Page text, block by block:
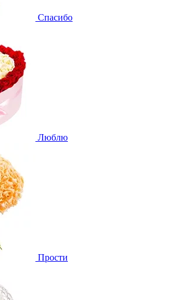
Спасибо
Люблю
Прости